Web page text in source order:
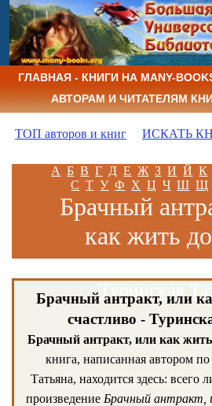
ГЛАВНАЯ - КНИГИ НА MANY-
АВТОРАМ И ЧИТАТЕЛЯМ
ТОП авторов и книг ИСКАТЬ
А Б В Г Д Е Ж З И Й К
С Т У Ф Х Ц Ч Ш Щ
Брачный
как жить
Брачный антракт, или
счастливо -
Брачный антракт, или как жить
книга, написанная автором
Татьяна, находится здесь: всего
произведение Брачный антракт,